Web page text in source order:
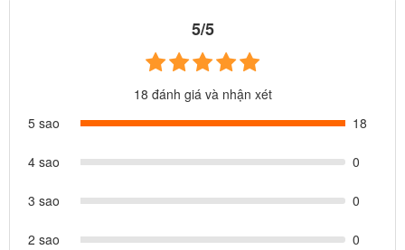
★ Quây bóng có mút chân không giúp mút chặt xuống nền
nhà một các chắc chắn
★ Bể bóng có 1 cạnh cửa mở giúp bé ra vào dễ dàng, mix
gian rộng bố mẹ có thể đổ bóng hoặc thêm nhiều đồ chơi
vận động cho bé chơi phía trong
Combo quây bóng cầu trượt BSL304 là sự kết hợp hoàn
5/5
18 đánh giá và nhận xét
5 sao
18
4 sao 0
3 sao 0
2 sao 0